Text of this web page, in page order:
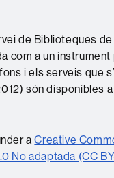
de Biblioteques
com a un
i els serveis que
són disponibles a
aCreative
No adaptada (CC